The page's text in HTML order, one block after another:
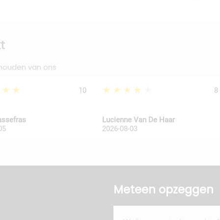
van ons
10 ★★★★★ 8
Lucienne Van De Haar
2026-08-03
Meteen opzeggen